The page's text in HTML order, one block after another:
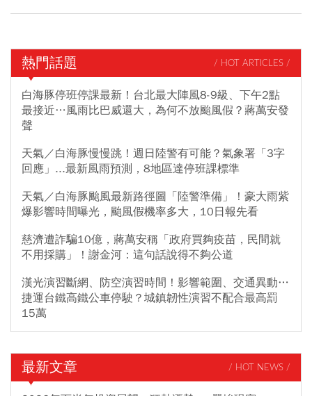
熱門話題 / HOT ARTICLES /
白海豚停班停課最新！台北最大陣風8-9級、下午2點
最接近…風雨比巴威還大，為何不放颱風假？蔣萬安發
聲
天氣／白海豚慢慢跳！週日陸警有可能？氣象署「3字
回應」...最新風雨預測，8地區達停班課標準
天氣／白海豚颱風最新路徑圖「陸警準備」！豪大雨紫
爆影響時間曝光，颱風假機率多大，10日報先看
慈濟遭詐騙10億，蔣萬安稱「政府買夠疫苗，民間就
不用採購」！謝金河：這句話說得不夠公道
漢光演習斷網、防空演習時間！影響範圍、交通異動…
捷運台鐵高鐵公車停駛？城鎮韌性演習不配合最高罰
15萬
最新文章 / HOT NEWS /